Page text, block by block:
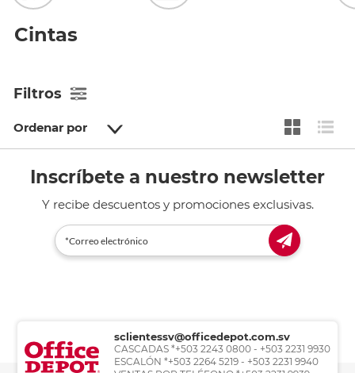
Cintas
Filtros
Ordenar por
Inscríbete a nuestro newsletter
Y recibe descuentos y promociones exclusivas.
sclientessv@officedepot.com.sv
CASCADAS *+503 2243 0800 - +503 2231 9930
ESCALÓN *+503 2264 5219 - +503 2231 9940